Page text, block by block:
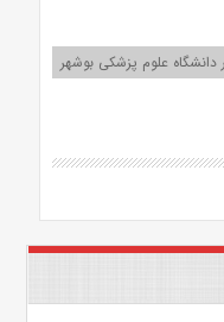
علوم پزشکی بوشهر